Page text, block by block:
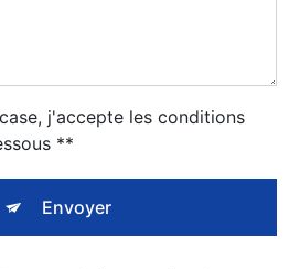
j'accepte les conditions
**
Envoyer